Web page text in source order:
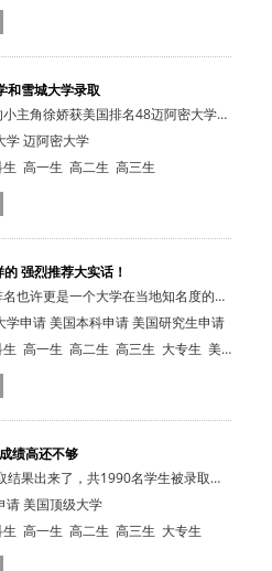
和雪城大学录取
主角徐娇获美国排名48迈阿密大学和
学 迈阿密大学
高一生 高二生 高三生
强烈推荐大实话！
也许更是一个大学在当地知名度的反
申请 美国本科申请 美国研究生申请
高一生 高二生 高三生 大专生 美
绩高还不够
果出来了，共1990名学生被录取，
请 美国顶级大学
高一生 高二生 高三生 大专生